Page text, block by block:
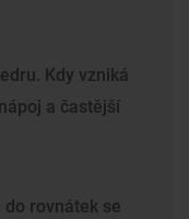
Kdy vzniká
a častější
do rovnátek se